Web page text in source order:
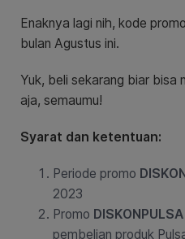
Enaknya lagi nih, kode
bulan Agustus ini.
Yuk, beli sekarang biar bisa
aja, semaumu!
Syarat dan ketentuan:
Periode promo
2023
Promo DISKONPULSA
pembelian produk